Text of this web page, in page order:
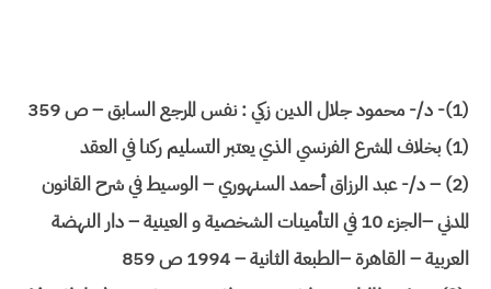
(1)- د/- محمود جلال الدين زكي : نفس المرجع السابق – ص 359
(1) بخلاف المشرع الفرنسي الذي يعتبر التسليم ركنا في العقد
(2) – د/- عبد الرزاق أحمد السنهوري – الوسيط في شرح القانون
المدني –الجزء 10 في التأمينات الشخصية و العينية – دار النهضة
العربية – القاهرة –الطبعة الثانية – 1994 ص 859